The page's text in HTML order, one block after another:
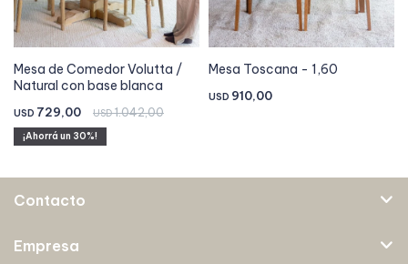
Mesa de Comedor Volutta /
Natural con base blanca
USD 729,00 USD1.042,00
30
Mesa Toscana - 1,60
USD 910,00
Contacto
Empresa